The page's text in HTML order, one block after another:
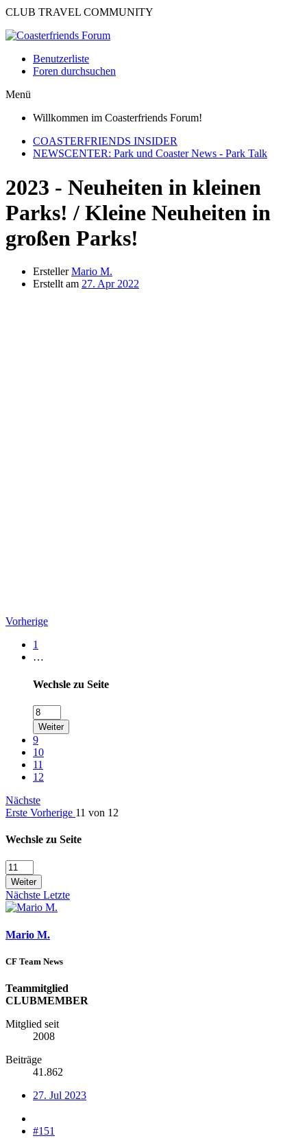
CLUB TRAVEL COMMUNITY
Benutzerliste
Foren durchsuchen
Menü
Willkommen im Coasterfriends Forum!
COASTERFRIENDS INSIDER
NEWSCENTER: Park und Coaster News - Park Talk
2023 - Neuheiten in kleinen
Parks! / Kleine Neuheiten in
großen Parks!
Ersteller Mario M.
Erstellt am 27. Apr 2022
Vorherige
1
…
Wechsle zu Seite
Weiter
9
10
11
12
Nächste
Erste Vorherige 11 von 12
Wechsle zu Seite
Weiter
Nächste Letzte
Mario M.
CF Team News
Teammitglied
CLUBMEMBER
Mitglied seit
2008
Beiträge
41.862
27. Jul 2023
#151